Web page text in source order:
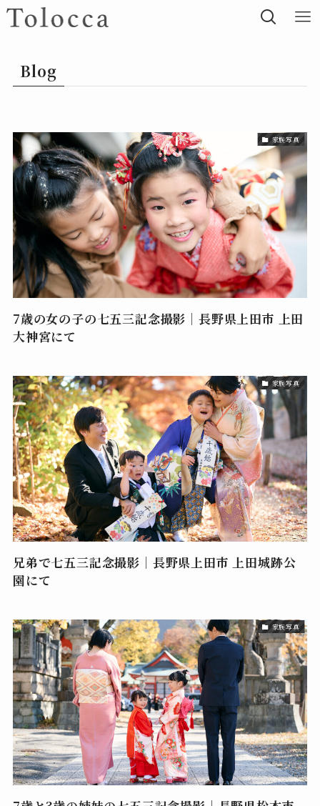
Blog
家族写真
7歳の女の子の七五三記念撮影｜長野県上田市 上田
大神宮にて
家族写真
兄弟で七五三記念撮影｜長野県上田市 上田城跡公
園にて
家族写真